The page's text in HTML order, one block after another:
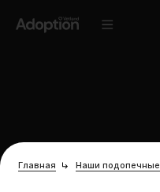
Главная Наши подопечные